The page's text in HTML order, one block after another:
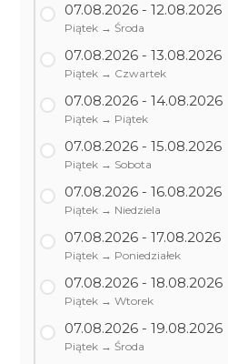
07.08.2026 - 12.08.2026
Piątek → Środa
07.08.2026 - 13.08.2026
Piątek → Czwartek
07.08.2026 - 14.08.2026
Piątek → Piątek
07.08.2026 - 15.08.2026
Piątek → Sobota
07.08.2026 - 16.08.2026
Piątek → Niedziela
07.08.2026 - 17.08.2026
Piątek → Poniedziałek
07.08.2026 - 18.08.2026
Piątek → Wtorek
07.08.2026 - 19.08.2026
Piątek → Środa